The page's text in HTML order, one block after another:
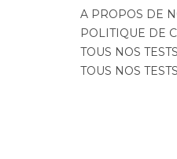
A PROPOS DE
POLITIQUE DE
TOUS NOS
TOUS NOS